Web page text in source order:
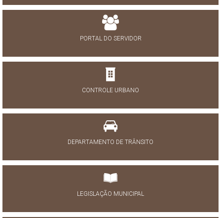
PORTAL DO SERVIDOR
CONTROLE URBANO
DEPARTAMENTO DE TRÂNSITO
LEGISLAÇÃO MUNICIPAL